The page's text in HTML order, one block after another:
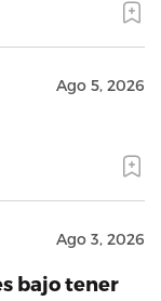
Ago 5, 2026
Ago 3, 2026
bajo tener